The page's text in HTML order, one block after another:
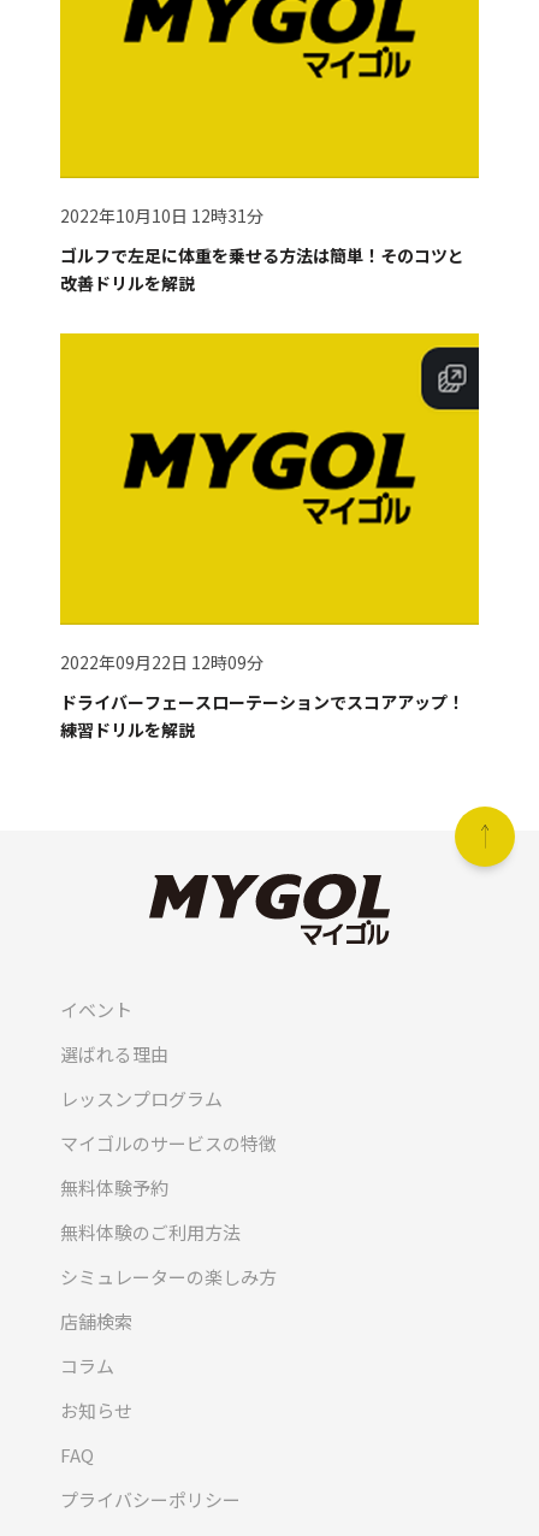
2022年10月10日 12時31分
ゴルフで左足に体重を乗せる方法は簡単！そのコツと
改善ドリルを解説
2022年09月22日 12時09分
ドライバーフェースローテーションでスコアアップ！
練習ドリルを解説
イベント
選ばれる理由
レッスンプログラム
マイゴルのサービスの特徴
無料体験予約
無料体験のご利用方法
シミュレーターの楽しみ方
店舗検索
コラム
お知らせ
FAQ
プライバシーポリシー